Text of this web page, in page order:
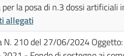
la posa di n.3 dossi artificiali
allegati
N. 210 del 27/06/2024